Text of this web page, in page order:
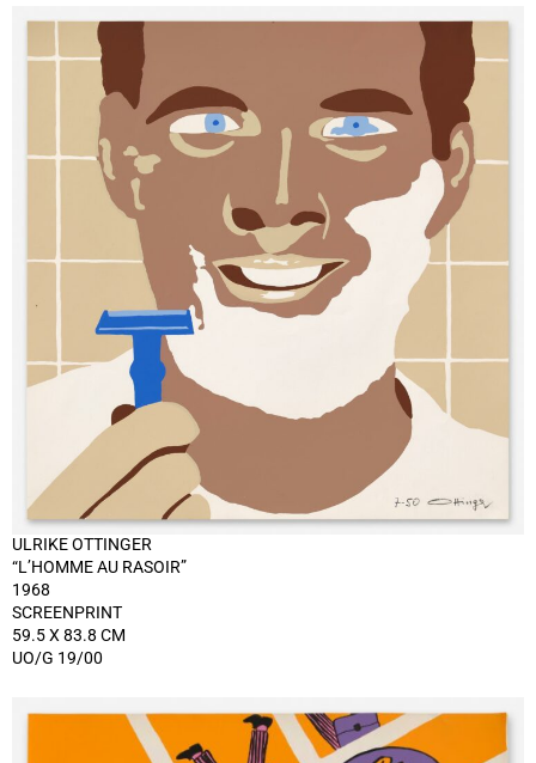
ULRIKE OTTINGER
“L’HOMME AU RASOIR”
1968
SCREENPRINT
59.5 X 83.8 CM
UO/G 19/00